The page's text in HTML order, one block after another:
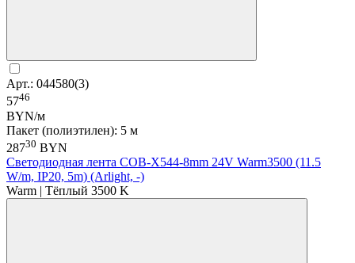
Арт.: 044580(3)
5746
BYN/м
Пакет (полиэтилен): 5 м
28730 BYN
Светодиодная лента COB-X544-8mm 24V Warm3500 (11.5
W/m, IP20, 5m) (Arlight, -)
Warm | Тёплый 3500 K